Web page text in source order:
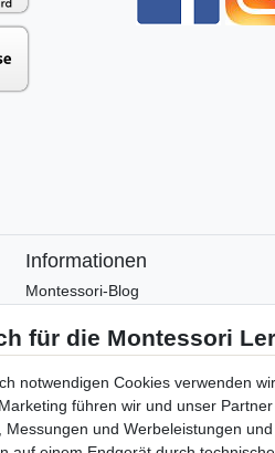
Informationen
Montessori-Blog
Arbeitsblätter
Anleitungen und Zusatzmaterial
notwendigen Cookies verwenden
führen wir und unser
und Werbeleistungen